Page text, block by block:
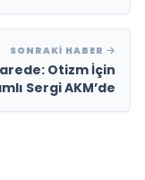
SONRAKI HABER
Otizm İçin
Sergi AKM’de